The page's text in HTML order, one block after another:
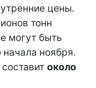
цены.
тонн
могут быть
ноября.
около